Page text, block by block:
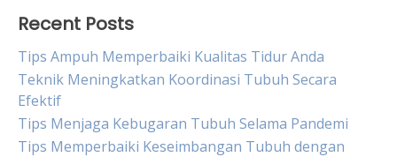
Recent Posts
Tips Ampuh Memperbaiki Kualitas Tidur Anda
Teknik Meningkatkan Koordinasi Tubuh Secara
Efektif
Tips Menjaga Kebugaran Tubuh Selama Pandemi
Tips Memperbaiki Keseimbangan Tubuh dengan